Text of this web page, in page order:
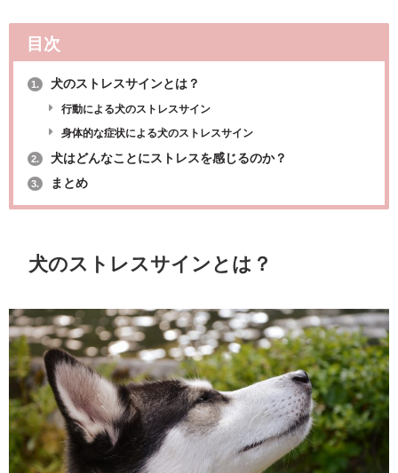
目次
1. 犬のストレスサインとは？
行動による犬のストレスサイン
身体的な症状による犬のストレスサイン
2. 犬はどんなことにストレスを感じるのか？
3. まとめ
犬のストレスサインとは？